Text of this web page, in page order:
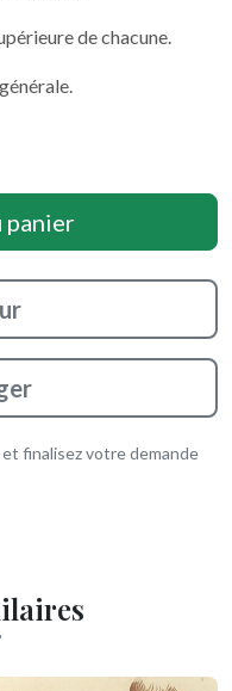
de chacune.
panier
finalisez votre demande